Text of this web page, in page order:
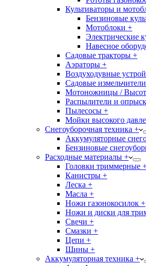
Культиваторы и
Бензиновые
Мотоблоки +
Электрические
Навесное
Садовые тракторы +
Аэраторы +
Воздуходувные
Садовые
Мотоножницы /
Распылители и
Пылесосы +
Мойки высокого
Снегоуборочная техника +
Аккумуляторные
Бензиновые
Расходные материалы +
Головки триммерные
Канистры +
Леска +
Масла +
Ножи газонокосилок +
Ножи и диски для
Свечи +
Смазки +
Цепи +
Шины +
Аккумуляторная техника +